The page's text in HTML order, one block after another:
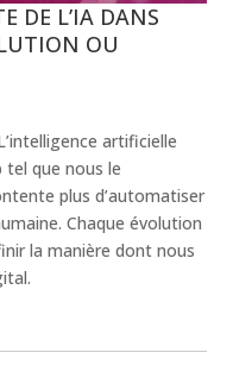
DE L’IA DANS
OU
artificielle
que nous le
plus d’automatiser
Chaque évolution
la manière dont nous